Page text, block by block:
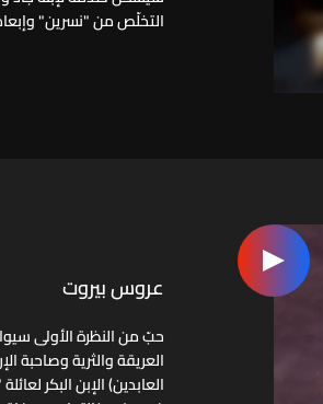
التخلّص من "نسرين"
عروس بيروت
حبّ من النظرة الأولى
العريقة والثرية
العابدين) الإبن البكر